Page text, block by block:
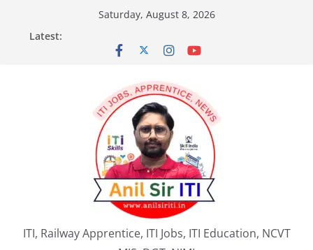
content
Saturday, August 8, 2026
Latest:
ITI, Railway Apprentice, ITI Jobs, ITI Education, NCVT